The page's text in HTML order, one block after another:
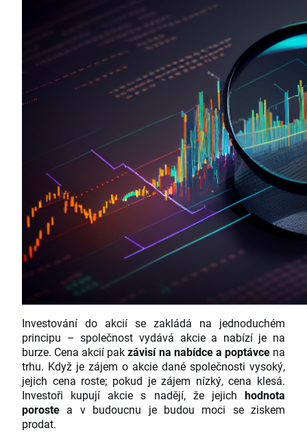
Investování do akcií se zakládá na jednoduchém
principu – společnost vydává akcie a nabízí je na
burze. Cena akcií pakzávisí na nabídce a poptávce na
trhu. Když je zájem o akcie dané společnosti vysoký,
jejich cena roste; pokud je zájem nízký, cena klesá.
Investoři kupují akcie s nadějí, že jejich hodnota
poroste a v budoucnu je budou moci se ziskem
prodat.